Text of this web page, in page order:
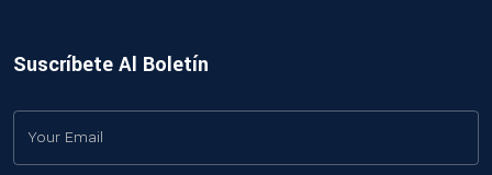
Suscríbete Al Boletín